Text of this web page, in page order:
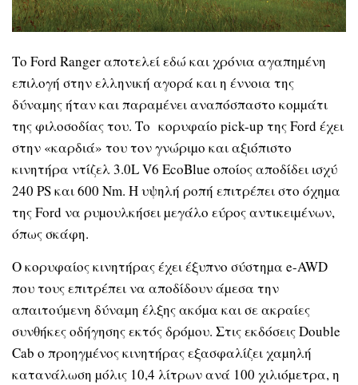
Το Ford Ranger αποτελεί εδώ και χρόνια αγαπηµένη
επιλογή στην ελληνική αγορά και η έννοια της
δύναµης ήταν και παραµένει αναπόσπαστο κοµµάτι
της φιλοσοδίας του. Το κορυφαίο pick-up της Ford έχει
στην «καρδιά» του τον γνώριµο και αξιόπιστο
κινητήρα ντίζελ 3.0L V6 EcoBlue οποίος αποδίδει ισχύ
240 PS και 600 Nm. Η υψηλή ροπή επιτρέπει στο όχηµα
της Ford να ρυµουλκήσει µεγάλο εύρος αντικειµένων,
όπως σκάφη.
Ο κορυφαίος κινητήρας έχει έξυπνο σύστηµα e-AWD
που τους επιτρέπει να αποδίδουν άµεσα την
απαιτούµενη δύναµη έλξης ακόµα και σε ακραίες
συνθήκες οδήγησης εκτός δρόµου. Στις εκδόσεις Double
Cab ο προηγµένος κινητήρας εξασφαλίζει χαµηλή
κατανάλωση µόλις 10,4 λίτρων ανά 100 χιλιόµετρα, η